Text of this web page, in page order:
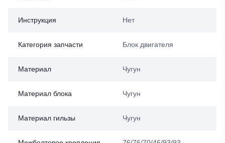
Инструкция Нет
Категория запчасти Блок двигателя
Материал Чугун
Материал блока Чугун
Материал гильзы Чугун